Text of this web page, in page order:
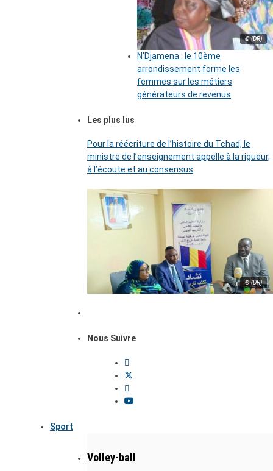
© (DR)
N’Djamena : le 10ème
arrondissement forme les
femmes sur les métiers
générateurs de revenus
Les plus lus
Pour la réécriture de l’histoire du Tchad, le
ministre de l’enseignement appelle à la rigueur,
à l’écoute et au consensus
© (DR)
Nous Suivre
Sport
Volley-ball